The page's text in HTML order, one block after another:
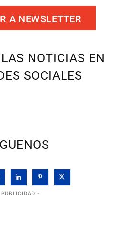
A NEWSLETTER
NOTICIAS EN
SOCIALES
-